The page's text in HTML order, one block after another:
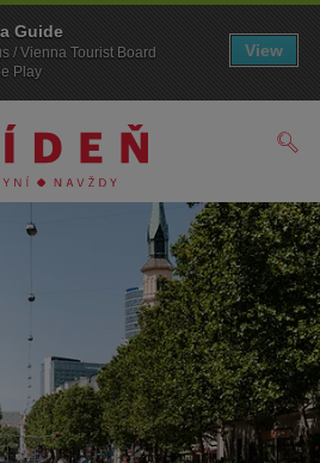
Guide
/ Vienna Tourist Board
Play
View